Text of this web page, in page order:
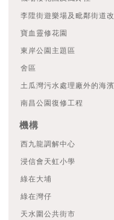
李陞街遊樂場及毗鄰街道
寶血靈修花園
東岸公園主題區
舍區
土瓜灣污水處理廠外的海
南昌公園復修工程
機構
西九龍調解中心
浸信會天虹小學
綠在大埔
綠在灣仔
天水圍公共街市